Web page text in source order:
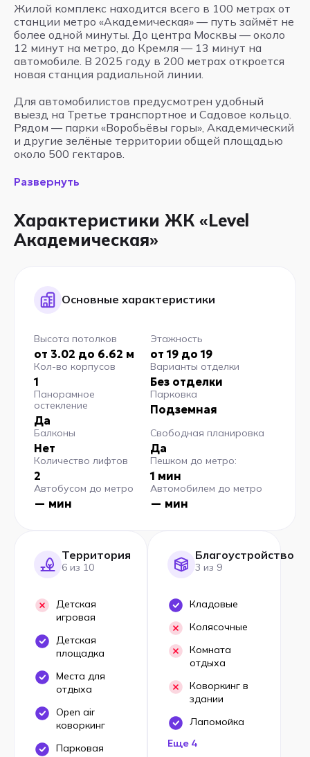
Жилой комплекс находится всего в 100 метрах от
станции метро «Академическая» — путь займёт не
более одной минуты. До центра Москвы — около
12 минут на метро, до Кремля — 13 минут на
автомобиле. В 2025 году в 200 метрах откроется
новая станция радиальной линии.
Для автомобилистов предусмотрен удобный
выезд на Третье транспортное и Садовое кольцо.
Рядом — парки «Воробьёвы горы», Академический
и другие зелёные территории общей площадью
около 500 гектаров.
Развернуть
Характеристики ЖК «Level
Академическая»
Основные характеристики
Высота потолков
от 3.02 до 6.62 м
Этажность
от 19 до 19
Кол-во корпусов
1
Варианты отделки
Без отделки
Панорамное
остекление
Да
Парковка
Подземная
Балконы
Нет
Свободная планировка
Да
Количество лифтов
2
Пешком до метро:
1 мин
Автобусом до метро
— мин
Автомобилем до метро
— мин
Территория
6 из 10
Детская
игровая
Детская
площадка
Места для
отдыха
Open air
коворкинг
Парковая
Благоустройство
3 из 9
Кладовые
Колясочные
Комната
отдыха
Коворкинг в
здании
Лапомойка
Еще 4